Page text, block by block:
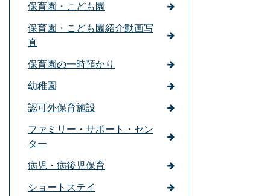
保育園・こども園
保育園・こども園紹介動画写
真
保育園の一時預かり
幼稚園
認可外保育施設
ファミリー・サポート・セン
ター
病児・病後児保育
ショートステイ